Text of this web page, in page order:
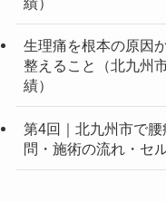
生理痛を根本の原因
整えること（北九州
績）
第4回｜北九州市で
問・施術の流れ・セ